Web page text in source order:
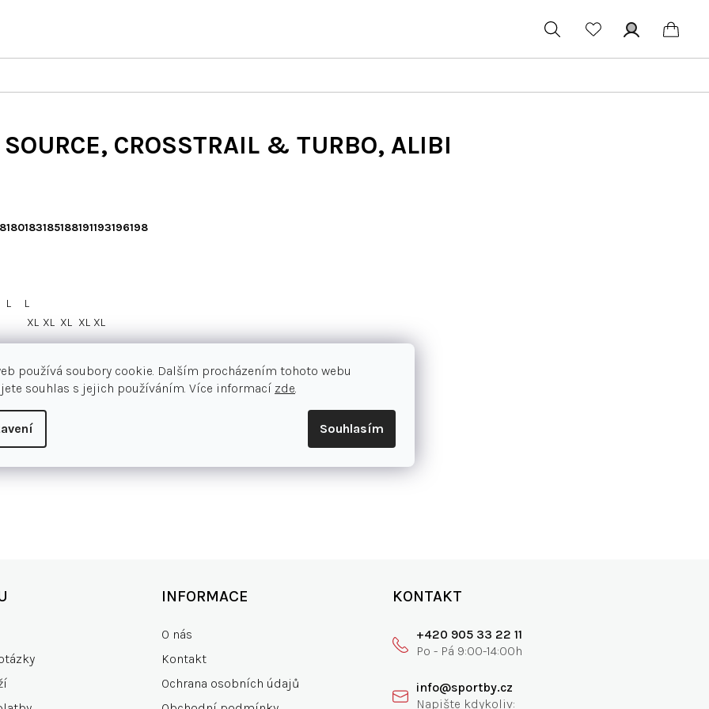
používá soubory cookie. Dalším procházením tohoto webu
souhlas s jejich používáním. Více informací zde.
Souhlasím
košík
CROSSTRAIL & TURBO, ALIBI
180183185188191193196198
L
L
XL XL XL XL XL
INFORMACE
O nás
Kontakt
Ochrana osobních údajů
KONTAKT
+420 905 33 22 11
info@sportby.cz